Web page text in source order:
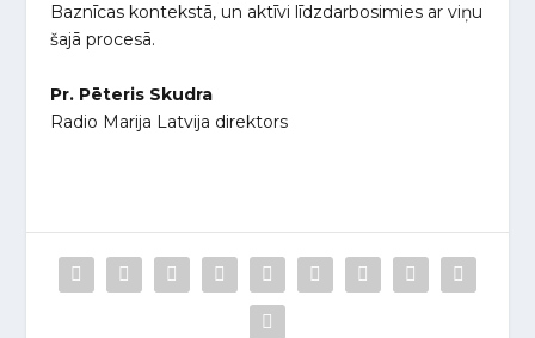
Baznīcas kontekstā, un aktīvi līdzdarbosimies ar viņu
šajā procesā.
Pr. Pēteris Skudra
Radio Marija Latvija direktors